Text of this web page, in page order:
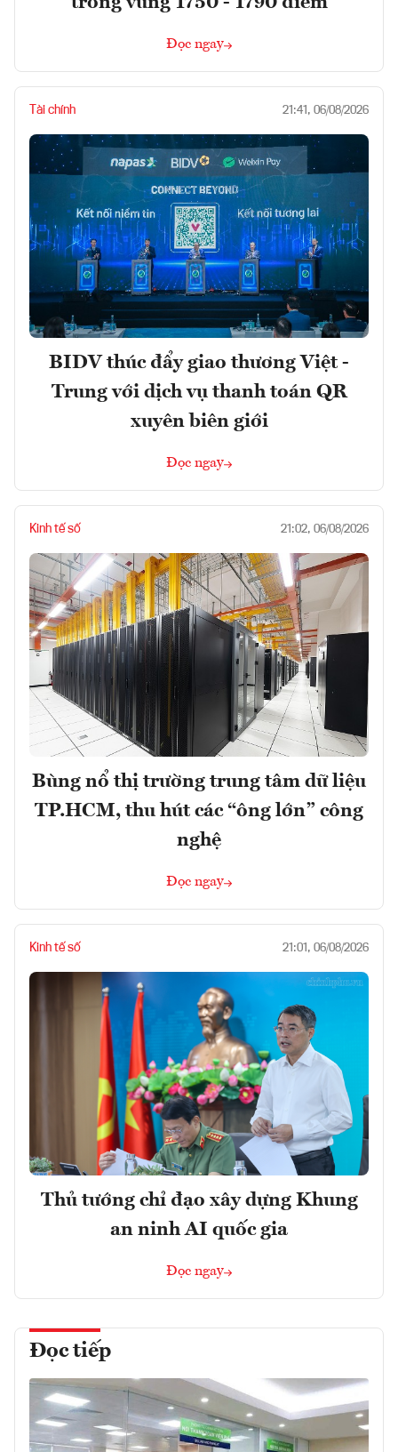
Đọc ngay
Tài chính 21:41, 06/08/2026
BIDV thúc đẩy giao thương Việt -
Trung với dịch vụ thanh toán QR
xuyên biên giới
Đọc ngay
Kinh tế số 21:02, 06/08/2026
Bùng nổ thị trường trung tâm dữ liệu
TP.HCM, thu hút các “ông lớn” công
nghệ
Đọc ngay
Kinh tế số 21:01, 06/08/2026
Thủ tướng chỉ đạo xây dựng Khung
an ninh AI quốc gia
Đọc ngay
Đọc tiếp